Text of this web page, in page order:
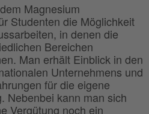
Magnesium
Studenten die Möglichkeit
in denen die
Bereichen
Man erhält Einblick in den
Unternehmens und
für die eigene
Nebenbei kann man sich
Vergütung noch ein